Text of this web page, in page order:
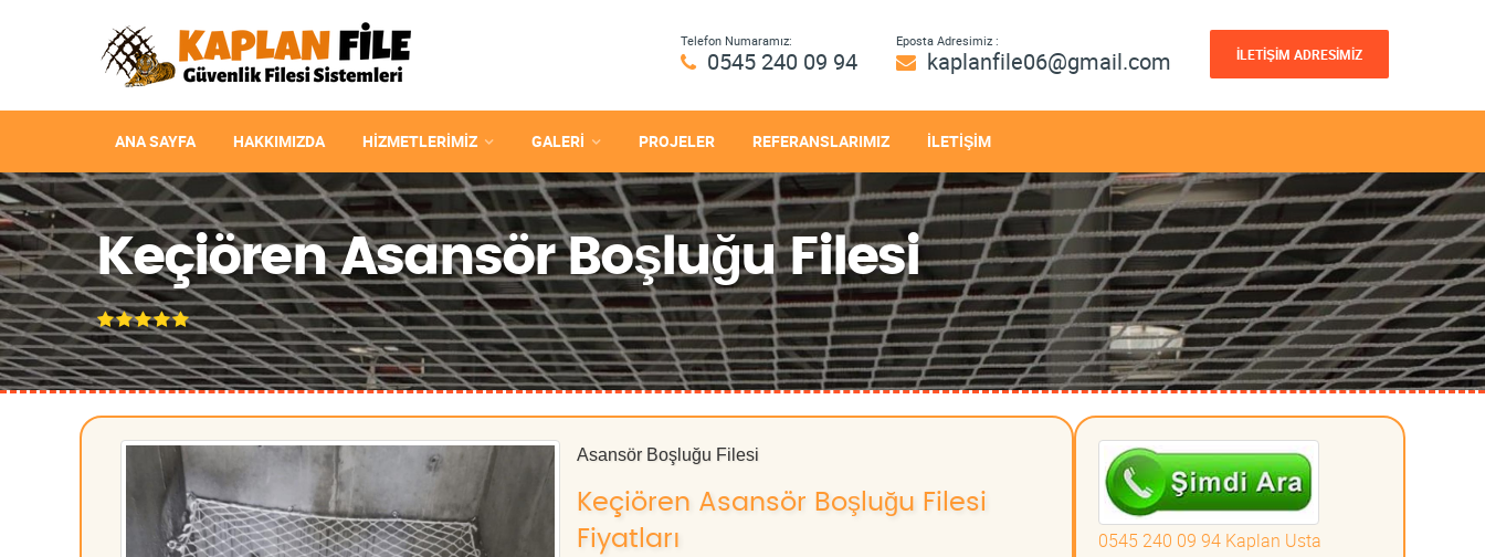
Telefon Numaramız:
0545 240 09 94
Eposta Adresimiz :
kaplanfile06@gmail.com İLETİŞİM ADRESİMİZ
ANA SAYFA HAKKIMIZDA HIZMETLERIMIZ GALERİ PROJELER REFERANSLARIMIZ İLETİŞİM
Keçiören Asansör Boşluğu Filesi
Asansör Boşluğu Filesi
Keçiören Asansör Boşluğu Filesi
Fiyatları
0545 240 09 94 Kaplan Usta